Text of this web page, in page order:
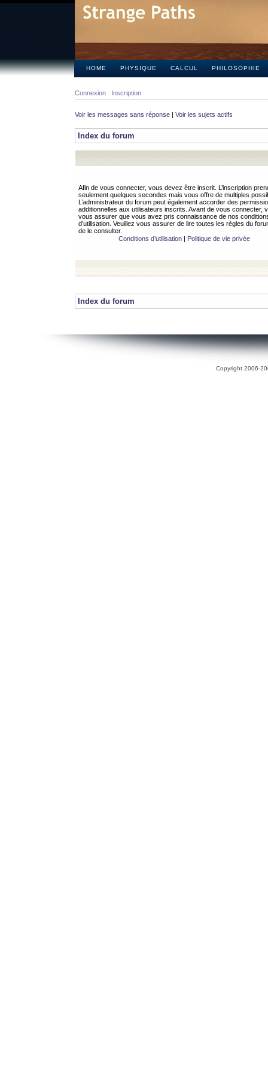
HOME PHYSIQUE CALCUL PHILOSOPHIE
Connexion Inscription
Voir les messages sans réponse | Voir les sujets actifs
Index du forum
Afin de vous connecter, vous devez être inscrit. L’inscription
seulement quelques secondes mais vous offre de multiples
L’administrateur du forum peut également accorder des
additionnelles aux utilisateurs inscrits. Avant de vous connecter,
vous assurer que vous avez pris connaissance de nos
d’utilisation. Veuillez vous assurer de lire toutes les règles du
de le consulter.
Conditions d’utilisation| Politique de vie privée
Index du forum
Copyright 2006-